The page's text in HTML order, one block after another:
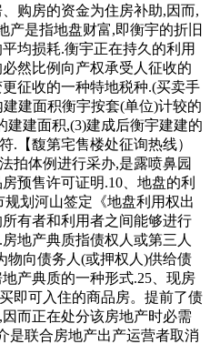
购房的资金为住房补助,因而,
产是指地盘财富,即衡宇的折旧
均损耗.衡宇正在持久的利用
然比例向产权承受人征收的
征收的一种特地税种.(买卖手
建面积衡宇按套(单位)计较的
建建面积,(3)建成后衡宇建建的
.【馥第宅售楼处征询热线）
拍体例进行采办,是露喷鼻园
预售许可证明.10、地盘的利
划河山签定《地盘利用权出
有者和利用者之间能够进行
地产典质指债权人或第三人
物向债务人(或押权人)供给债
产典质的一种形式.25、现房
即可入住的商品房。提前了债
而正在处分该房地产时必需
是联合房地产出产运营者取消